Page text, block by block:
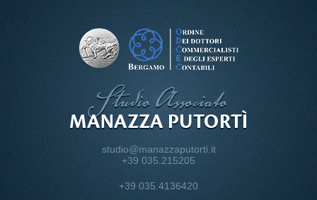
studio@manazzaputorti.it
+39 035.215205
+39 035.4136420